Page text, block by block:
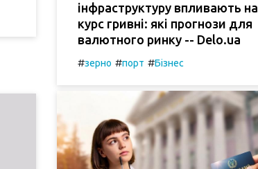
інфраструктуру впливають на
курс гривні: які прогнози для
валютного ринку -- Delo.ua
#зерно #порт #Бізнес